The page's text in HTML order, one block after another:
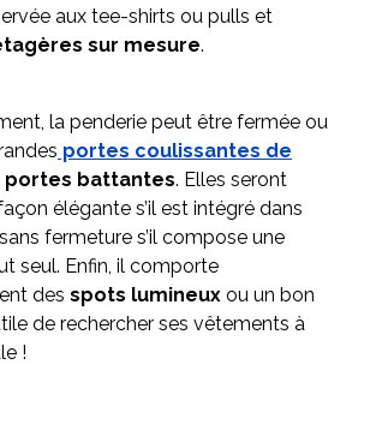
aux tee-shirts ou pulls et
sur mesure.
la penderie peut être fermée ou
portes coulissantes de
portes battantes. Elles seront
élégante s’il est intégré dans
fermeture s’il compose une
seul. Enfin, il comporte
des spots lumineux ou un bon
de rechercher ses vêtements à
!